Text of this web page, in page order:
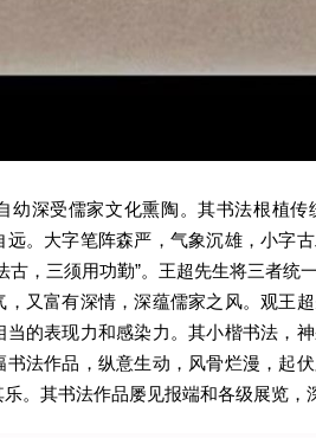
幼深受儒家文化熏陶。其书法根植
远。大字笔阵森严，气象沉雄，小字
古，三须用功勤”。王超先生将三者统
，又富有深情，深蕴儒家之风。观王
当的表现力和感染力。其小楷书法，
书法作品，纵意生动，风骨烂漫，起
。其书法作品屡见报端和各级展览，